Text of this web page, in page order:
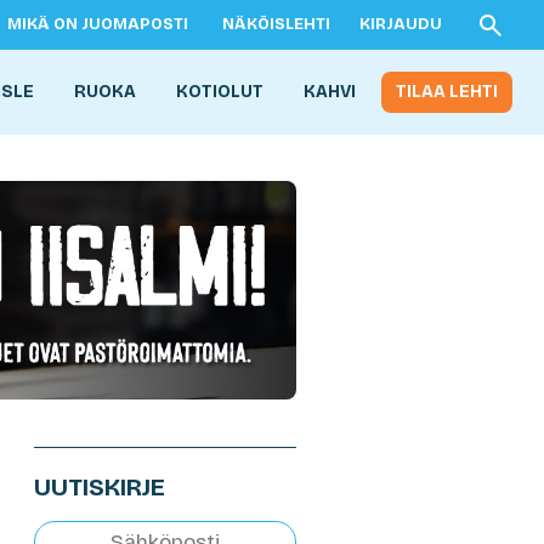
MIKÄ ON JUOMAPOSTI NÄKÖISLEHTI KIRJAUDU
RUOKA KOTIOLUT KAHVI TILAA LEHTI
UUTISKIRJE